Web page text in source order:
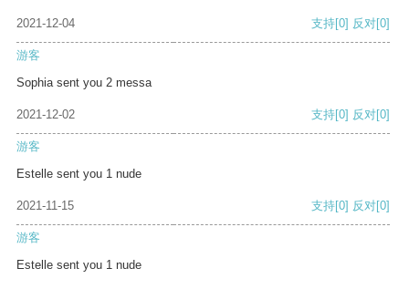
2021-12-04 支持[0] 反对[0]
游客
Sophia sent you 2 messa
2021-12-02 支持[0] 反对[0]
游客
Estelle sent you 1 nude
2021-11-15 支持[0] 反对[0]
游客
Estelle sent you 1 nude